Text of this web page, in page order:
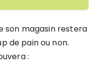
son magasin restera
de pain ou non.
: